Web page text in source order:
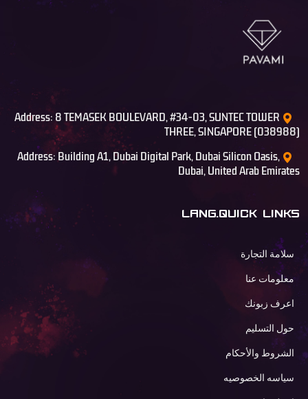
Address: 8 TEMASEK BOULEVARD, #34-03, SUNTEC TOWER
THREE, SINGAPORE (038988)
Address: Building A1, Dubai Digital Park, Dubai Silicon Oasis,
Dubai, United Arab Emirates
LANG.QUICK LINKS
سلامة التجارة
معلومات عنا
اعرف زبونك
حول التسليم
الشروط والأحكام
سياسه الخصوصيه